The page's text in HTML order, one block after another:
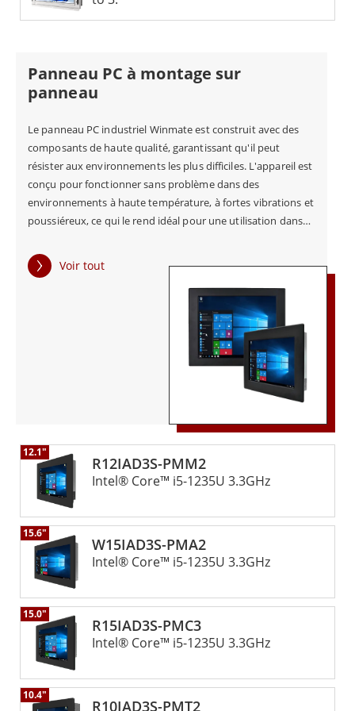
de contrôle industriel.
haute qualité ne se limite pas aux PC à écran tactile.
Ils accordent également la priorité à la satisfaction
des clients et offrent un service et une assistance
exceptionnels pour garantir le succès de leurs clients.
Contactez Winmate dès aujourd'hui pour en savoir
plus sur ses solutions d'écrans tactiles industriels et
sur la manière dont elles peuvent répondre à vos
besoins spécifiques.
Panneau PC à montage sur
panneau
Le panneau PC industriel Winmate est construit avec des
composants de haute qualité, garantissant qu'il peut
résister aux environnements les plus difficiles. L'appareil est
conçu pour fonctionner sans problème dans des
environnements à haute température, à fortes vibrations et
poussiéreux, ce qui le rend idéal pour une utilisation dans
industriels.
Voir tout
R12IAD3S-PMM2
12.1"
Intel® Core™ i5-1235U 3.3GHz
W15IAD3S-PMA2
15.6"
Intel® Core™ i5-1235U 3.3GHz
R15IAD3S-PMC3
15.0"
Intel® Core™ i5-1235U 3.3GHz
R10IAD3S-PMT2
10.4"